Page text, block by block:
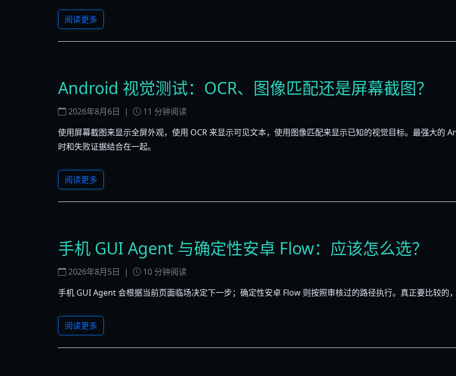
阅读更多
Android 视觉测试：OCR、图像匹配还是屏幕截图？
2026年8月6日 | 11 分钟阅读
使用屏幕截图来显示全屏外观，使用 OCR 来显示可见文本，使用图像匹配来显示已知的视觉目标。最强大的
时和失败证据结合在一起。
阅读更多
手机 GUI Agent 与确定性安卓 Flow：应该怎么选？
2026年8月5日 | 10 分钟阅读
手机 GUI Agent 会根据当前页面临场决定下一步；确定性安卓 Flow 则按照审核过的路径执行。真正要比较的
阅读更多